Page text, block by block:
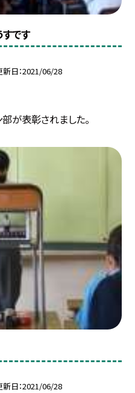
です
新日 2021/06/28
部が表彰されました。
新日 2021/06/28